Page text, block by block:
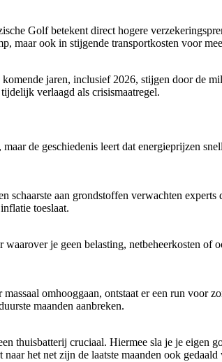
Golf betekent direct hogere
maar ook in stijgende transportkosten voor
jaren, inclusief 2026, stijgen door de
verlaagd als crisismaatregel.
de geschiedenis leert dat energieprijzen
schaarste aan grondstoffen verwachten
toeslaat.
je geen belasting, netbeheerkosten of
omhooggaan, ontstaat er een run voor
maanden aanbreken.
thuisbatterij cruciaal. Hiermee sla je je eigen
het net zijn de laatste maanden ook